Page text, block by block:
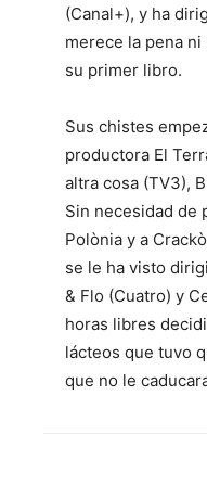
(Canal+), y ha
merece la pena
su primer libro.
Sus chistes
productora El
altra cosa (TV3),
Sin necesidad de
Polònia y a
se le ha visto
& Flo (Cuatro) y
horas libres
lácteos que tuvo
que no le